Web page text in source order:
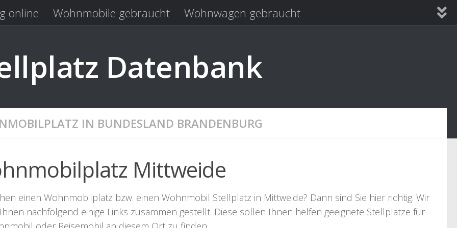
online Wohnmobile gebraucht
Wohnwagen gebraucht
Datenbank
IN BUNDESLAND BRANDENBURG
Mittweide
einen Wohnmobilplatz bzw. einen Wohnmobil Stellplatz in Mittweide? Dann sind Sie hier richtig. Wir
nachfolgend einige Links zusammen gestellt. Diese sollen Ihnen helfen geeignete Stellplätze für